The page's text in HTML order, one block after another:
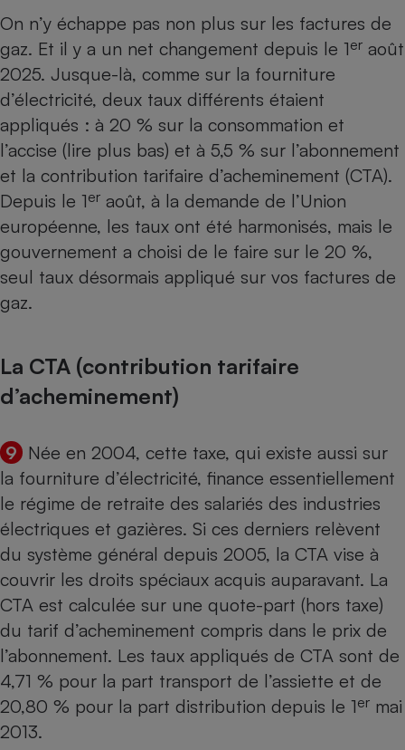
On n’y échappe pas non plus sur les factures de
gaz. Et il y a un net changement depuis le 1er août
2025. Jusque-là, comme sur la fourniture
d’électricité, deux taux différents étaient
appliqués : à 20 % sur la consommation et
l’accise (lire plus bas) et à 5,5 % sur l’abonnement
et la contribution tarifaire d’acheminement (CTA).
Depuis le 1er août, à la demande de l’Union
européenne, les taux ont été harmonisés, mais le
gouvernement a choisi de le faire sur le 20 %,
seul taux désormais appliqué sur vos factures de
gaz.
La CTA (contribution tarifaire
d’acheminement)
9 Née en 2004, cette taxe, qui existe aussi sur
la fourniture d’électricité, finance essentiellement
le régime de retraite des salariés des industries
électriques et gazières. Si ces derniers relèvent
du système général depuis 2005, la CTA vise à
couvrir les droits spéciaux acquis auparavant. La
CTA est calculée sur une quote-part (hors taxe)
du tarif d’acheminement compris dans le prix de
l’abonnement. Les taux appliqués de CTA sont de
4,71 % pour la part transport de l’assiette et de
20,80 % pour la part distribution depuis le 1er mai
2013.